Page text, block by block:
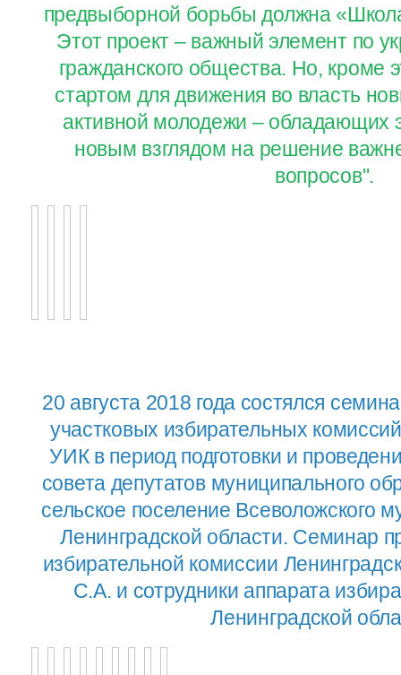
предвыборной борьбы должна
Этот проект – важный элемент по
гражданского общества. Но, кроме
стартом для движения во власть
активной молодежи – обладающих
новым взглядом на решение
вопросов".
20 августа 2018 года состялся
участковых избирательных
УИК в период подготовки и
совета депутатов муниципального
сельское поселение Всеволожского
Ленинградской области. Семинар
избирательной комиссии
С.А. и сотрудники аппарата
Ленинградской